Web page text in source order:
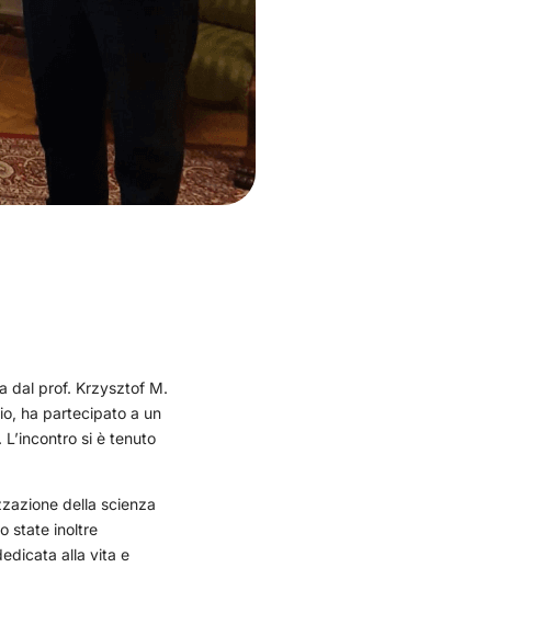
dal prof. Krzysztof M.
ha partecipato a un
si è tenuto
della scienza
state inoltre
alla vita e